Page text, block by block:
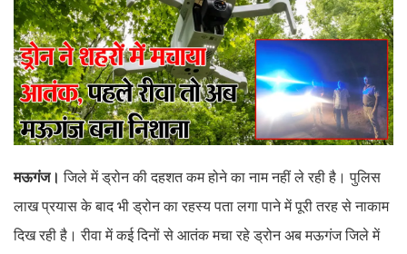
मऊगंज।जिले में ड्रोन की दहशत कम होने का नाम नहीं ले रही है। पुलिस
लाख प्रयास के बाद भी ड्रोन का रहस्य पता लगा पाने में पूरी तरह से नाकाम
दिख रही है। रीवा में कई दिनों से आतंक मचा रहे ड्रोन अब मऊगंज जिले में